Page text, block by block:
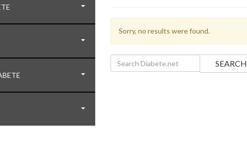
Sorry, no results were found.
Search for: SEARCH